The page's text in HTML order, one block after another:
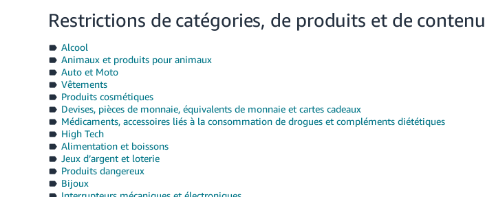
Restrictions de catégories, de produits et de contenu
Alcool
Animaux et produits pour animaux
Auto et Moto
Vêtements
Produits cosmétiques
Devises, pièces de monnaie, équivalents de monnaie et cartes cadeaux
Médicaments, accessoires liés à la consommation de drogues et compléments diététiques
High Tech
Alimentation et boissons
Jeux d’argent et loterie
Produits dangereux
Bijoux